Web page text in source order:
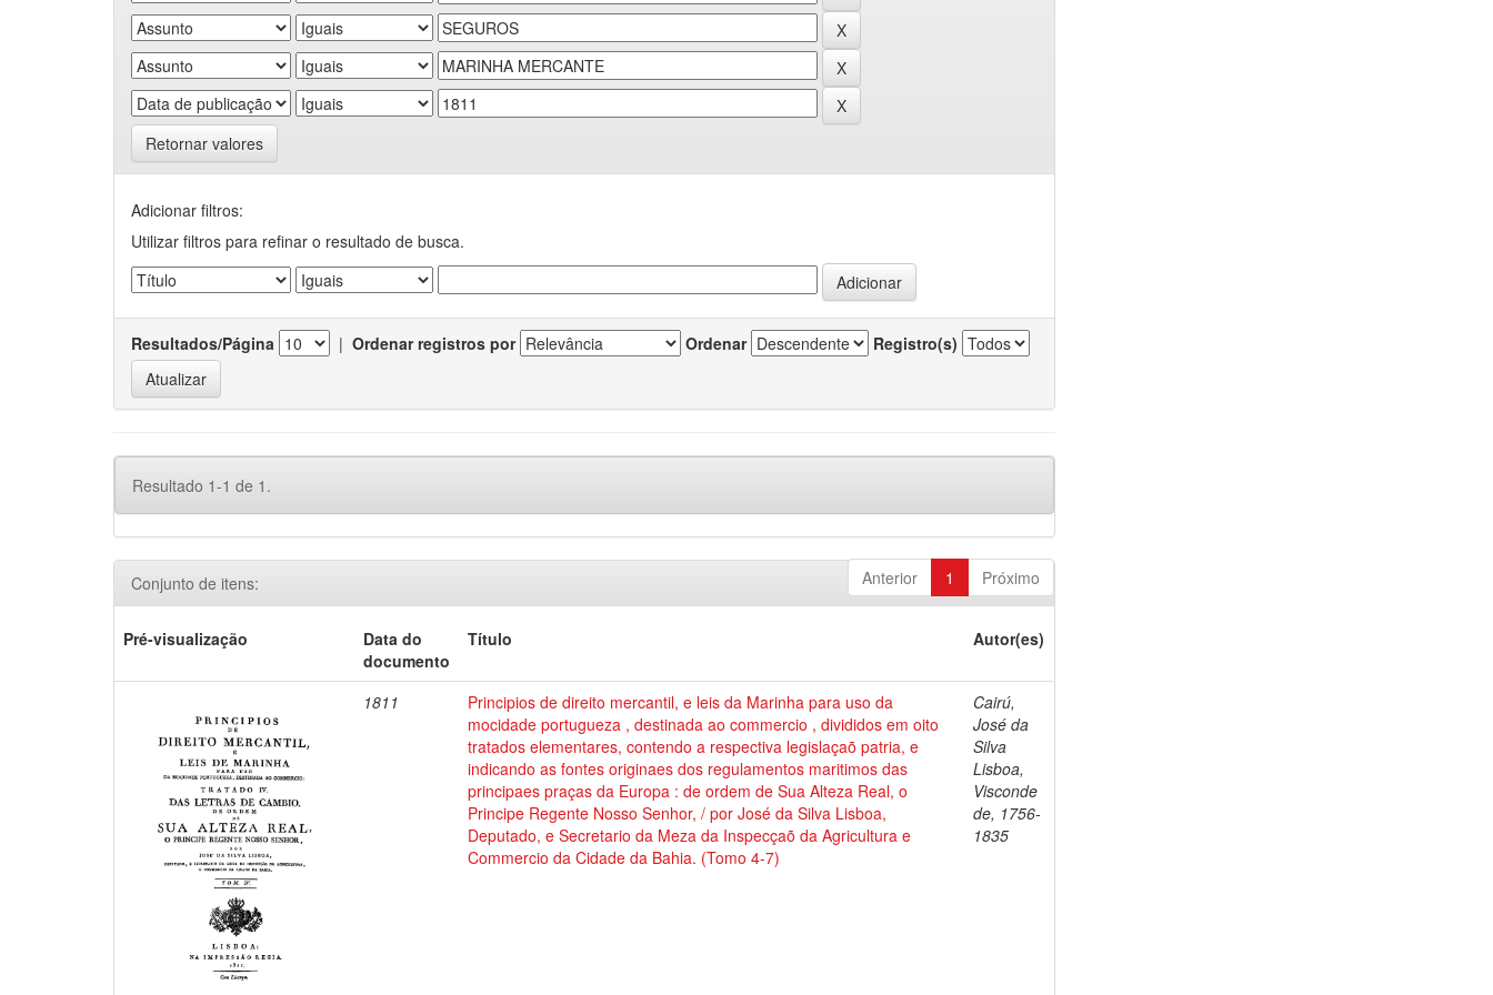
Retornar valores
Adicionar filtros:
Utilizar filtros para refinar o resultado de busca.
Resultados/Página | Ordenar registros por Ordenar Registro(s)
Resultado 1-1 de 1.
Anterior 1 Próximo
Conjunto de itens:
Pré-visualização
Data do
documento
Título Autor(es)
1811
Principios de direito mercantil, e leis da Marinha para uso da
mocidade portugueza , destinada ao commercio , divididos em oito
tratados elementares, contendo a respectiva legislaçaõ patria, e
indicando as fontes originaes dos regulamentos maritimos das
principaes praças da Europa : de ordem de Sua Alteza Real, o
Principe Regente Nosso Senhor, / por José da Silva Lisboa,
Deputado, e Secretario da Meza da Inspecçaõ da Agricultura e
Commercio da Cidade da Bahia. (Tomo 4-7)
Cairú,
José da
Silva
Lisboa,
Visconde
de, 1756-
1835